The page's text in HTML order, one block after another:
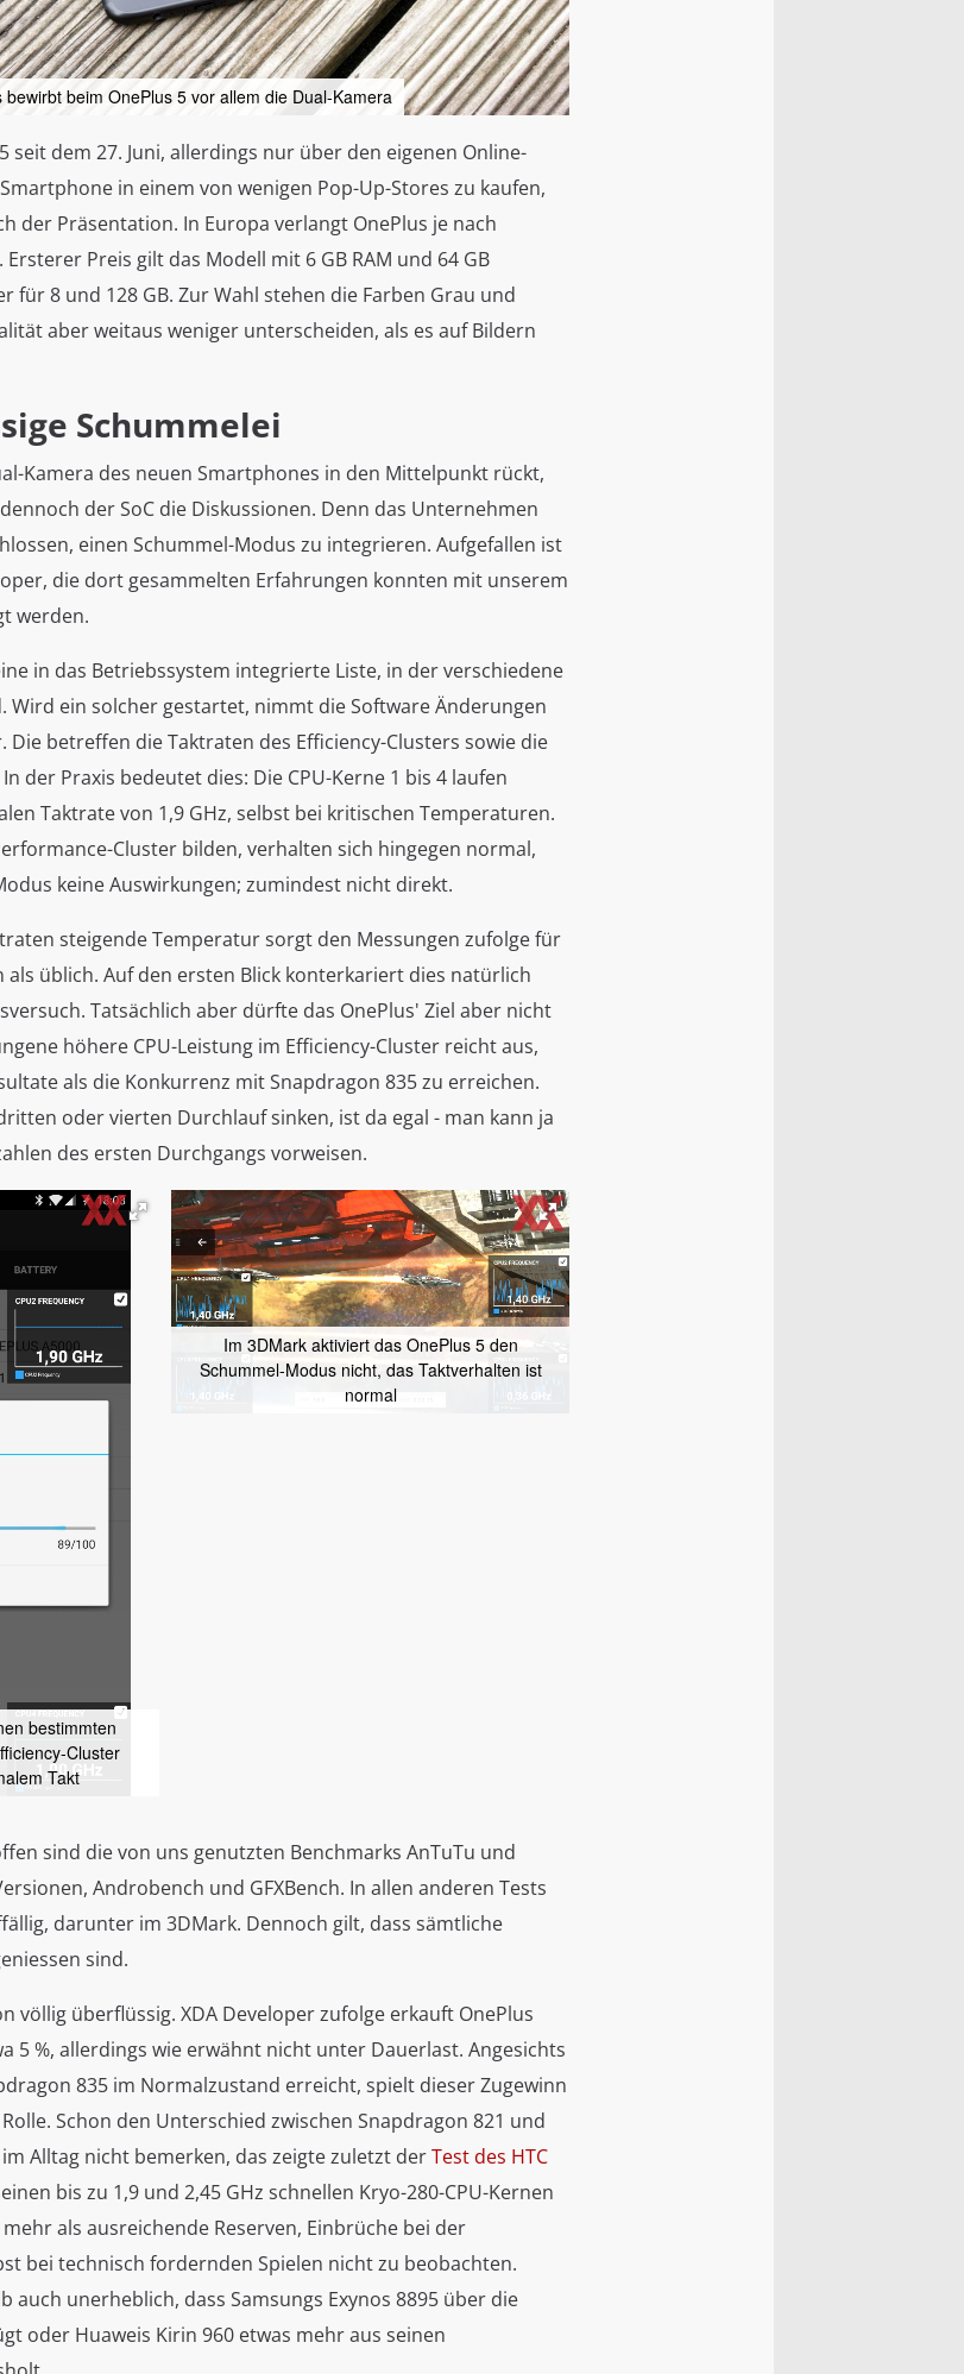
bewirbt beim OnePlus 5 vor allem die Dual-Kamera
seit dem 27. Juni, allerdings nur über den eigenen Online-
in einem von wenigen Pop-Up-Stores zu kaufen,
der Präsentation. In Europa verlangt OnePlus je nach
Preis gilt das Modell mit 6 GB RAM und 64 GB
für 8 und 128 GB. Zur Wahl stehen die Farben Grau und
aber weitaus weniger unterscheiden, als es auf Bildern
Schummelei
Kamera des neuen Smartphones in den Mittelpunkt rückt,
der SoC die Diskussionen. Denn das Unternehmen
einen Schummel-Modus zu integrieren. Aufgefallen ist
die dort gesammelten Erfahrungen konnten mit unserem
werden.
in das Betriebssystem integrierte Liste, in der verschiedene
Wird ein solcher gestartet, nimmt die Software Änderungen
Die betreffen die Taktraten des Efficiency-Clusters sowie die
der Praxis bedeutet dies: Die CPU-Kerne 1 bis 4 laufen
Taktrate von 1,9 GHz, selbst bei kritischen Temperaturen.
Cluster bilden, verhalten sich hingegen normal,
keine Auswirkungen; zumindest nicht direkt.
steigende Temperatur sorgt den Messungen zufolge für
üblich. Auf den ersten Blick konterkariert dies natürlich
Tatsächlich aber dürfte das OnePlus' Ziel aber nicht
höhere CPU-Leistung im Efficiency-Cluster reicht aus,
als die Konkurrenz mit Snapdragon 835 zu erreichen.
oder vierten Durchlauf sinken, ist da egal - man kann ja
des ersten Durchgangs vorweisen.
bestimmten
Cluster
Takt
Im 3DMark aktiviert das OnePlus 5 den
Schummel-Modus nicht, das Taktverhalten ist
normal
sind die von uns genutzten Benchmarks AnTuTu und
Androbench und GFXBench. In allen anderen Tests
darunter im 3DMark. Dennoch gilt, dass sämtliche
sind.
völlig überflüssig. XDA Developer zufolge erkauft OnePlus
5 %, allerdings wie erwähnt nicht unter Dauerlast. Angesichts
835 im Normalzustand erreicht, spielt dieser Zugewinn
Schon den Unterschied zwischen Snapdragon 821 und
Alltag nicht bemerken, das zeigte zuletzt derTest des HTC
bis zu 1,9 und 2,45 GHz schnellen Kryo-280-CPU-Kernen
als ausreichende Reserven, Einbrüche bei der
bei technisch fordernden Spielen nicht zu beobachten.
auch unerheblich, dass Samsungs Exynos 8895 über die
oder Huaweis Kirin 960 etwas mehr aus seinen